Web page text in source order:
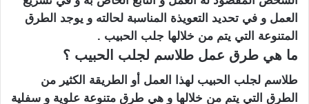
العمل و في تحديد التعويذة المناسبة لحالته و يوجد الطرق
المتنوعة التي يتم من خلالها جلب الحبيب .
ما هي طرق عمل طلاسم لجلب الحبيب ؟
طلاسم لجلب الحبيب لهذا العمل أو الطريقة الكثير من
الطرق التي يتم من خلالها و هي طرق متنوعة علوية و سفلية